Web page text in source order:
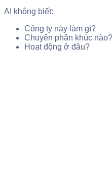
AI không biết:
Công ty này làm gì?
Chuyên phân khúc nào?
Hoạt động ở đâu?